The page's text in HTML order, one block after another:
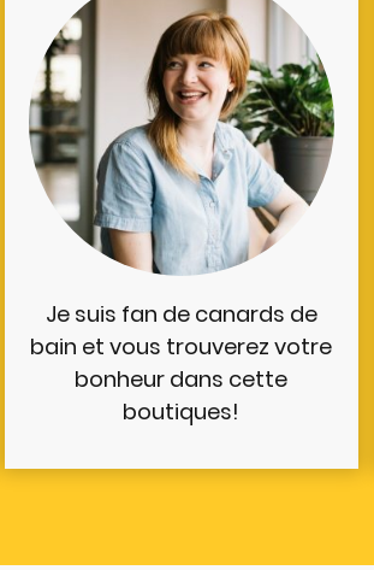
Je suis fan de canards de
bain et vous trouverez votre
bonheur dans cette
boutiques!